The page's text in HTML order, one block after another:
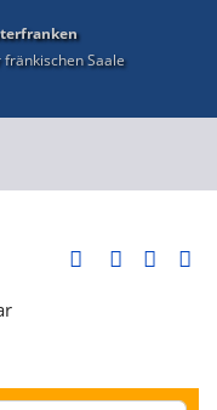
fränkischen Saale